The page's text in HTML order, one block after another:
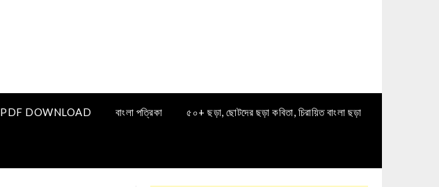
PDF DOWNLOAD বাংলা পত্রিকা ৫০+ ছড়া, ছোটদের ছড়া কবিতা, চিরায়িত বাংলা ছড়া